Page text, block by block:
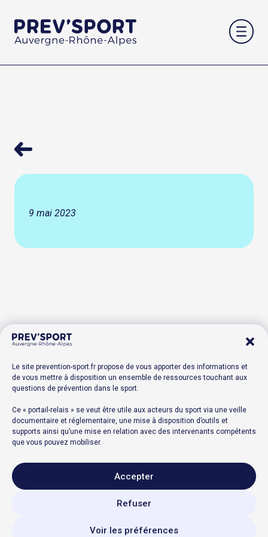
Le site prevention-sport.fr propose de vous apporter des informations et
de vous mettre à disposition un ensemble de ressources touchant aux
questions de prévention dans le sport.
Ce « portail-relais » se veut être utile aux acteurs du sport via une veille
documentaire et réglementaire, une mise à disposition d’outils et
supports ainsi qu’une mise en relation avec des intervenants compétents
que vous pouvez mobiliser.
Accepter
Refuser
Voir les préférences
Aller
9 mai 2023